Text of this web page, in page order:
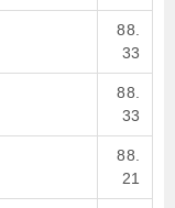
88.
33
88.
33
88.
21